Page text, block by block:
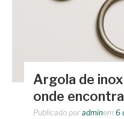
Argola de
onde
Publicado por adminem 6